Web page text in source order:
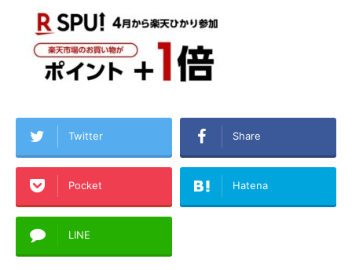
Twitter Share
Pocket Hatena
LINE